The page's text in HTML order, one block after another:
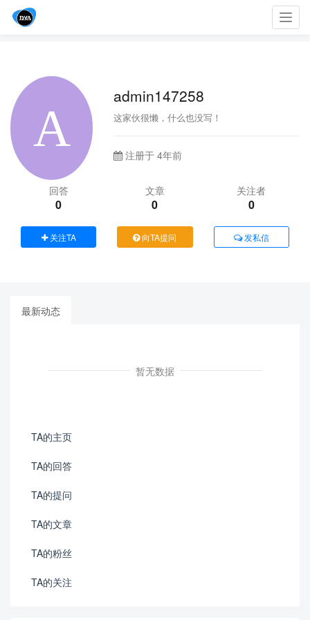
admin147258
这家伙很懒，什么也没写！
注册于 4年前
回答
0
文章
0
关注者
0
关注TA 向TA提问 发私信
最新动态
暂无数据
TA的主页
TA的回答
TA的提问
TA的文章
TA的粉丝
TA的关注